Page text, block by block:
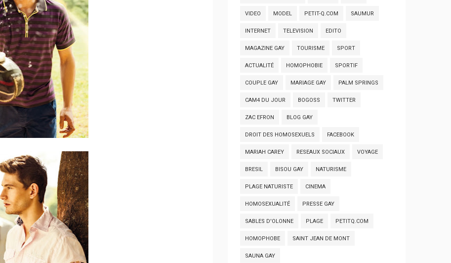
VIDEO MODEL PETIT-Q.COM SAUMUR
INTERNET TELEVISION EDITO
MAGAZINE GAY TOURISME SPORT
ACTUALITÉ HOMOPHOBIE SPORTIF
COUPLE GAY MARIAGE GAY PALM SPRINGS
CAM4 DU JOUR BOGOSS TWITTER
ZAC EFRON BLOG GAY
DROIT DES HOMOSEXUELS FACEBOOK
MARIAH CAREY RESEAUX SOCIAUX VOYAGE
BRESIL BISOU GAY NATURISME
PLAGE NATURISTE CINEMA
HOMOSEXUALITÉ PRESSE GAY
SABLES D'OLONNE PLAGE PETITQ.COM
HOMOPHOBE SAINT JEAN DE MONT
SAUNA GAY